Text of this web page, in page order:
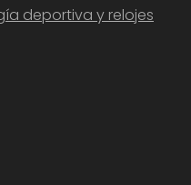
deportiva y relojes